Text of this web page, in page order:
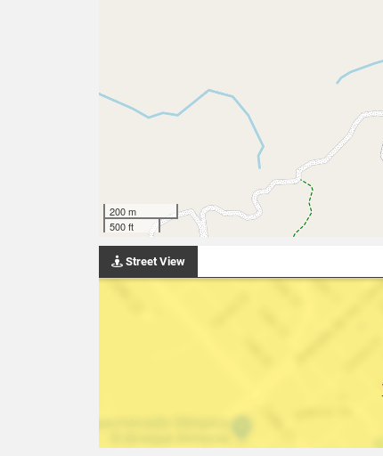
200 m
500 ft
Street View